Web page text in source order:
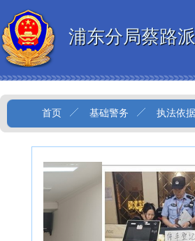
浦东分局蔡路
首页 基础警务 执法依据